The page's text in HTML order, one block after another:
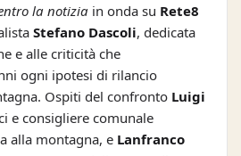
la notizia in onda su Rete8
Stefano Dascoli, dedicata
e alle criticità che
ogni ipotesi di rilancio
Ospiti del confronto Luigi
e consigliere comunale
alla montagna, e Lanfranco